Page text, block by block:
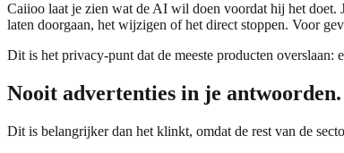
Caiioo laat je zien wat de AI wil doen voordat hij het doet.
laten doorgaan, het wijzigen of het direct stoppen. Voor
Dit is het privacy-punt dat de meeste producten
Nooit advertenties in je
Dit is belangrijker dan het klinkt, omdat de rest van de